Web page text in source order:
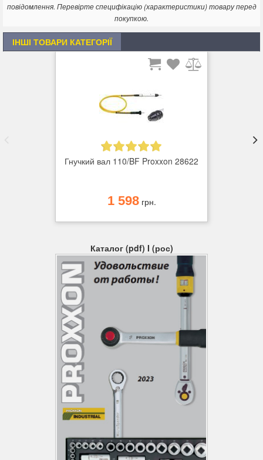
повідомлення. Перевірте специфікацію (характеристики) товару перед
покупкою.
ІНШІ ТОВАРИ КАТЕГОРІЇ
Гнучкий вал 110/BF Proxxon 28622
1 598грн.
Каталог (pdf) I (рос)